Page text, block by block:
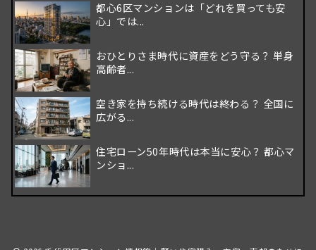
都心6区マンションは「どれを買っても安
心」では...
おひとりさま時代に資産をどう守る？ 単身
高齢者...
空き家を持ち続ける時代は終わる？ 全国に
広がる...
住宅ローン50年時代は本当に安心？ 都心マ
ンショ...